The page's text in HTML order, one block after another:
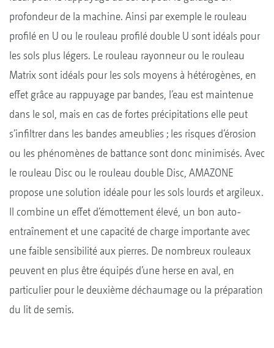
profondeur de la machine. Ainsi par exemple le rouleau
profilé en U ou le rouleau profilé double U sont idéals pour
les sols plus légers. Le rouleau rayonneur ou le rouleau
Matrix sont idéals pour les sols moyens à hétérogènes, en
effet grâce au rappuyage par bandes, l’eau est maintenue
dans le sol, mais en cas de fortes précipitations elle peut
s’infiltrer dans les bandes ameublies ; les risques d‘érosion
ou les phénomènes de battance sont donc minimisés. Avec
le rouleau Disc ou le rouleau double Disc, AMAZONE
propose une solution idéale pour les sols lourds et argileux.
Il combine un effet d’émottement élevé, un bon auto-
entraînement et une capacité de charge importante avec
une faible sensibilité aux pierres. De nombreux rouleaux
peuvent en plus être équipés d’une herse en aval, en
particulier pour le deuxième déchaumage ou la préparation
du lit de semis.